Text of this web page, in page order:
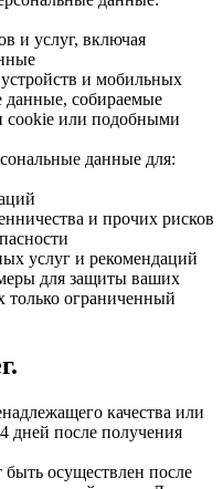
и услуг, включая
и мобильных
данные, собираемые
cookie или подобными
данные для:
и прочих рисков
услуг и рекомендаций
для защиты ваших
ограниченный
качества или
дней после получения
осуществлен после